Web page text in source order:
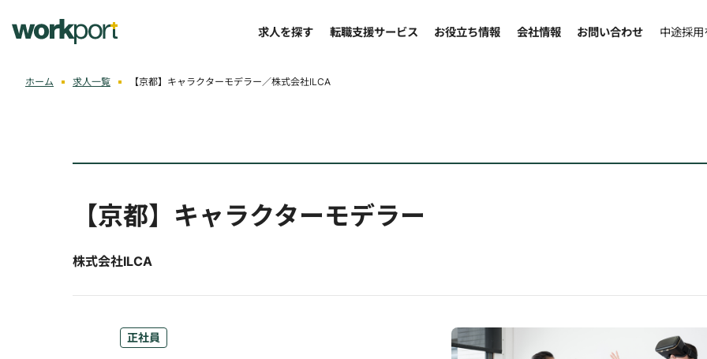
求人を探す 転職支援サービス お役立ち情報 会社情報 お問い合わせ 中途採
ホーム 求人一覧 【京都】キャラクターモデラー／株式会社ILCA
【京都】キャラクターモデラー
株式会社ILCA
正社員